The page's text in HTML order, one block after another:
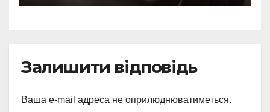
Залишити відповідь
Ваша e-mail адреса не оприлюднюватиметься.